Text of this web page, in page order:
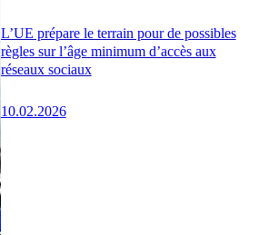
L’UE prépare le terrain pour de possibles
règles sur l’âge minimum d’accès aux
réseaux sociaux
10.02.2026